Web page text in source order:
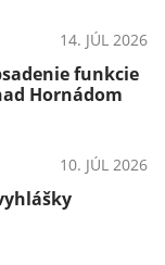
14. JÚL 2026
funkcie
Hornádom
10. JÚL 2026